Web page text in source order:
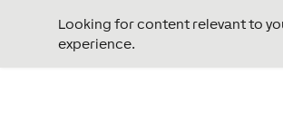
Looking for content relevant to
experience.